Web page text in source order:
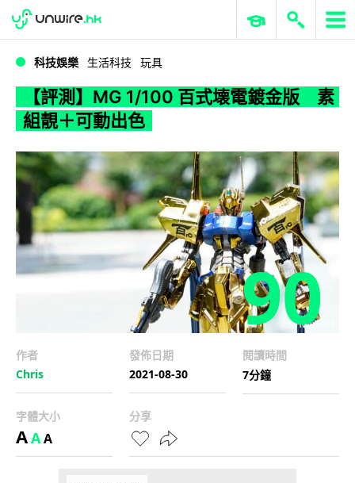
WWDC 2026 ERP 與商業 AI
科技娛樂 生活科技 玩具
【評測】MG 1/100 百式壊電鍍金版 素
組靚＋可動出色
90
作者
Chris
發佈日期
2021-08-30
閱讀時間
7分鐘
字體大小
AAA
分享